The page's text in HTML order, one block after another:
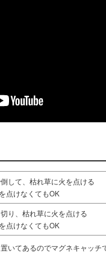
して、枯れ草に火を点ける
点けなくてもOK
り、枯れ草に火を点ける
点けなくてもOK
いてあるのでマグネキャッチ